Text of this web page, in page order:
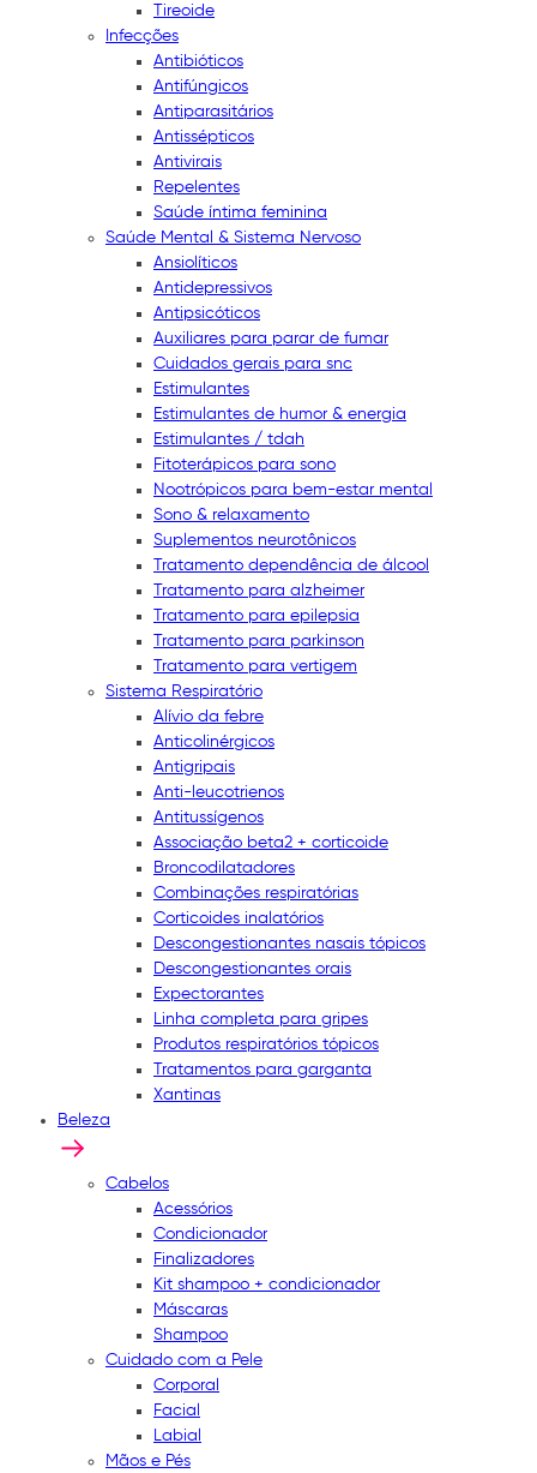
Tireoide
Infecções
Antibióticos
Antifúngicos
Antiparasitários
Antissépticos
Antivirais
Repelentes
Saúde íntima feminina
Saúde Mental & Sistema Nervoso
Ansiolíticos
Antidepressivos
Antipsicóticos
Auxiliares para parar de fumar
Cuidados gerais para snc
Estimulantes
Estimulantes de humor & energia
Estimulantes / tdah
Fitoterápicos para sono
Nootrópicos para bem-estar mental
Sono & relaxamento
Suplementos neurotônicos
Tratamento dependência de álcool
Tratamento para alzheimer
Tratamento para epilepsia
Tratamento para parkinson
Tratamento para vertigem
Sistema Respiratório
Alívio da febre
Anticolinérgicos
Antigripais
Anti-leucotrienos
Antitussígenos
Associação beta2 + corticoide
Broncodilatadores
Combinações respiratórias
Corticoides inalatórios
Descongestionantes nasais tópicos
Descongestionantes orais
Expectorantes
Linha completa para gripes
Produtos respiratórios tópicos
Tratamentos para garganta
Xantinas
Beleza
Cabelos
Acessórios
Condicionador
Finalizadores
Kit shampoo + condicionador
Máscaras
Shampoo
Cuidado com a Pele
Corporal
Facial
Labial
Mãos e Pés